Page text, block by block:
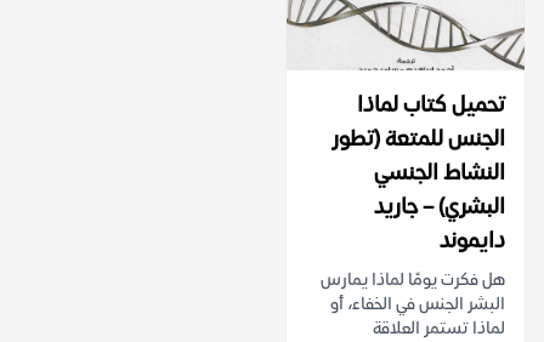
تحميل كتاب لماذا
الجنس للمتعة (تطور
النشاط الجنسي
البشري) – جاريد
دايموند
هل فكرت يومًا لماذا يمارس
البشر الجنس في الخفاء، أو
لماذا تستمر العلاقة